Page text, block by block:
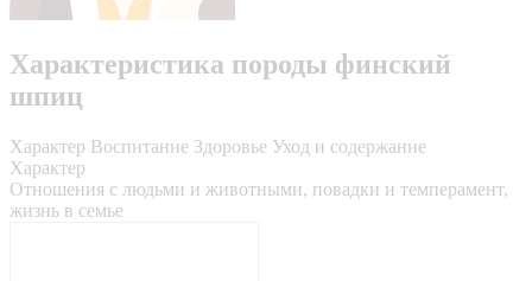
Характеристика породы финский
шпиц
Характер Воспитание Здоровье Уход и содержание
Характер
Отношения с людьми и животными, повадки и темперамент,
жизнь в семье